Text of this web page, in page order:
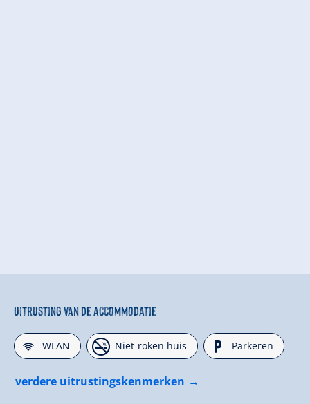
Uitrusting van de accommodatie
🜉WLAN 🏝Niet-roken huis 🐈Parkeren
verdere uitrustingskenmerken